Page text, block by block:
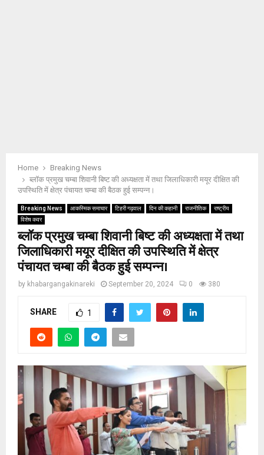
Home
Breaking News
ब्लॉक प्रमुख चम्बा शिवानी बिष्ट की अध्यक्षता में तथा जिलाधिकारी मयूर दीक्षित की
उपस्थिति में क्षेत्र पंचायत चम्बा की बैठक हुई सम्पन्न।
Breaking News आकस्मिक समाचार टिहरी गढ़वाल दिन की कहानी राजनीतिक
राष्ट्रीय
विशेष कवर
ब्लॉक प्रमुख चम्बा शिवानी बिष्ट की अध्यक्षता में तथा
जिलाधिकारी मयूर दीक्षित की उपस्थिति में क्षेत्र
पंचायत चम्बा की बैठक हुई सम्पन्न।
by khabargangakinareki September 20, 2024 0 380
SHARE 1